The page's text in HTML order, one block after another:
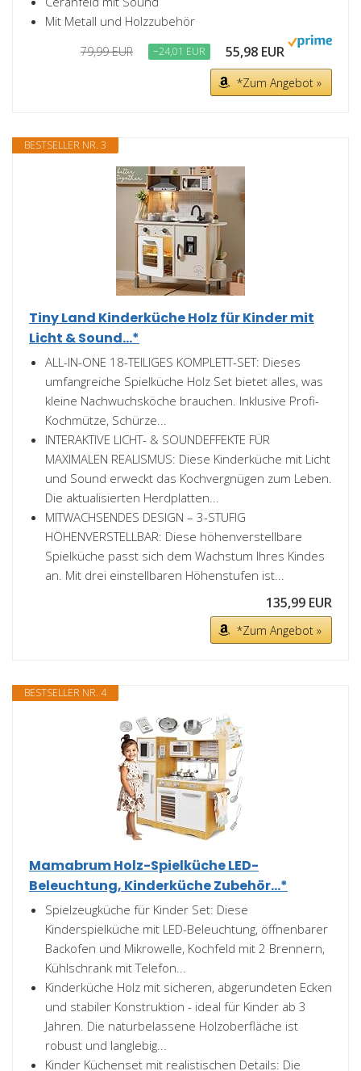
Mit Metall und Holzzubehör
79,99 EUR −24,01 EUR 55,98 EUR
*Zum Angebot »
BESTSELLER NR. 3
Tiny Land Kinderküche Holz für Kinder mit
Licht & Sound...*
ALL-IN-ONE 18-TEILIGES KOMPLETT-SET: Dieses
umfangreiche Spielküche Holz Set bietet alles, was
kleine Nachwuchsköche brauchen. Inklusive Profi-
Kochmütze, Schürze...
INTERAKTIVE LICHT- & SOUNDEFFEKTE FÜR
MAXIMALEN REALISMUS: Diese Kinderküche mit Licht
und Sound erweckt das Kochvergnügen zum Leben.
Die aktualisierten Herdplatten...
MITWACHSENDES DESIGN – 3-STUFIG
HÖHENVERSTELLBAR: Diese höhenverstellbare
Spielküche passt sich dem Wachstum Ihres Kindes
an. Mit drei einstellbaren Höhenstufen ist...
135,99 EUR
*Zum Angebot »
BESTSELLER NR. 4
Mamabrum Holz-Spielküche LED-
Beleuchtung, Kinderküche Zubehör...*
Spielzeugküche für Kinder Set: Diese
Kinderspielküche mit LED-Beleuchtung, öffnenbarer
Backofen und Mikrowelle, Kochfeld mit 2 Brennern,
Kühlschrank mit Telefon...
Kinderküche Holz mit sicheren, abgerundeten Ecken
und stabiler Konstruktion - ideal für Kinder ab 3
Jahren. Die naturbelassene Holzoberfläche ist
robust und langlebig...
Kinder Küchenset mit realistischen Details: Die